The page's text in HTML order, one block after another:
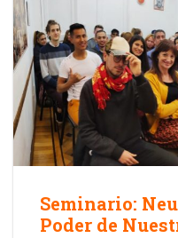
Seminario:
Poder de